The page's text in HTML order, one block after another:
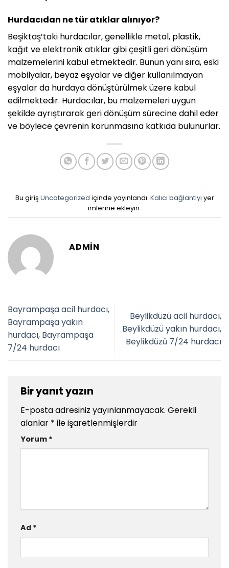
Hurdacıdan ne tür atıklar alınıyor?
Beşiktaş’taki hurdacılar, genellikle metal, plastik,
kağıt ve elektronik atıklar gibi çeşitli geri dönüşüm
malzemelerini kabul etmektedir. Bunun yanı sıra, eski
mobilyalar, beyaz eşyalar ve diğer kullanılmayan
eşyalar da hurdaya dönüştürülmek üzere kabul
edilmektedir. Hurdacılar, bu malzemeleri uygun
şekilde ayrıştırarak geri dönüşüm sürecine dahil eder
ve böylece çevrenin korunmasına katkıda bulunurlar.
Bu giriş Uncategorized içinde yayınlandı. Kalıcı bağlantıyı yer
imlerine ekleyin.
ADMIN
Bayrampaşa acil hurdacı,
Bayrampaşa yakın
hurdacı, Bayrampaşa
7/24 hurdacı
Beylikdüzü acil hurdacı,
Beylikdüzü yakın hurdacı,
Beylikdüzü 7/24 hurdacı
Bir yanıt yazın
E-posta adresiniz yayınlanmayacak. Gerekli
alanlar * ile işaretlenmişlerdir
Yorum *
Ad *